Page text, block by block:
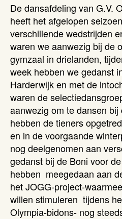
De dansafdeling van G.V.
heeft het afgelopen
verschillende wedstrijden
waren we aanwezig bij de
gymzaal in drielanden,
week hebben we gedanst
Harderwijk en met de
waren de
aanwezig om te dansen
hebben de tieners
en in de voorgaande
nog deelgenomen aan
gedanst bij de Boni voor
hebben meegedaan aan
het JOGG-project-
willen stimuleren tijdens
Olympia-bidons- nog